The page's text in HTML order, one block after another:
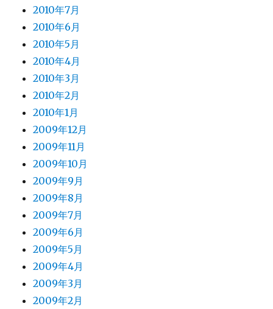
2010年7月
2010年6月
2010年5月
2010年4月
2010年3月
2010年2月
2010年1月
2009年12月
2009年11月
2009年10月
2009年9月
2009年8月
2009年7月
2009年6月
2009年5月
2009年4月
2009年3月
2009年2月